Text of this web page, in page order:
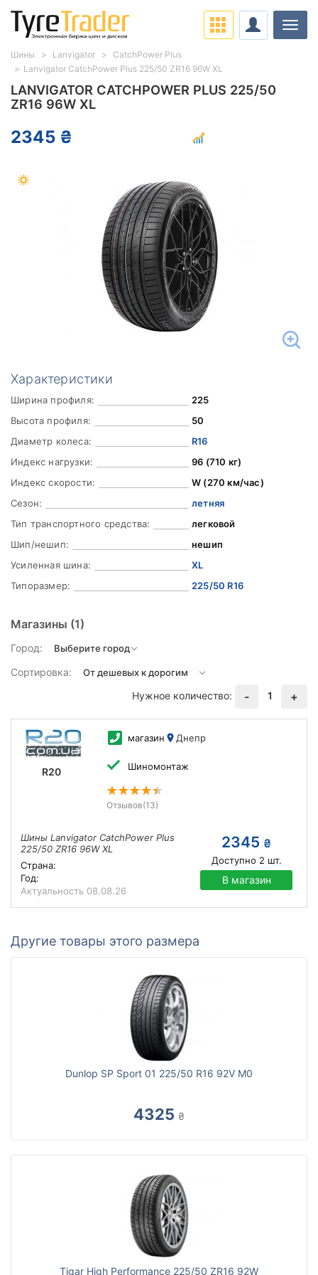
LANVIGATOR CATCHPOWER PLUS 225/50
ZR16 96W XL
2345 ₴
Характеристики
Ширина профиля:
225
Высота профиля:
50
Диаметр колеса:
R16
Индекс нагрузки:
96 (710 кг)
Индекс скорости:
W (270 км/час)
Сезон:
летняя
Тип транспортного средства:
легковой
Шип/нешип:
нешип
Усиленная шина:
XL
Типоразмер:
225/50 R16
Магазины (1)
Город:
Сортировка:
Нужное количество:
- 1 +
R20
магазин Днепр
Шиномонтаж
Отзывов(13)
Шины Lanvigator CatchPower Plus
225/50 ZR16 96W XL
Страна:
Год:
Актуальность 08.08.26
2345 ₴
Доступно 2 шт.
В магазин
Другие товары этого размера
Dunlop SP Sport 01 225/50 R16 92V M0
4325 ₴
Tigar High Performance 225/50 ZR16 92W
Шины Lanvigator
CatchPower Plus
Lanvigator CatchPower Plus 225/50 ZR16 96W XL